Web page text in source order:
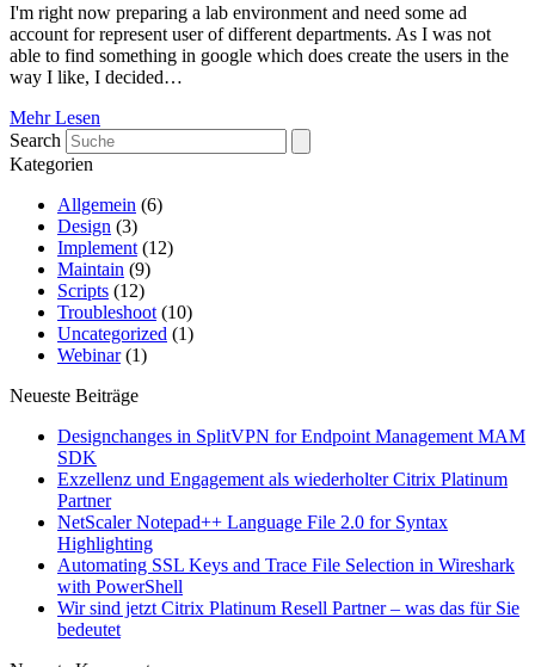
I'm right now preparing a lab environment and need some ad
account for represent user of different departments. As I was not
able to find something in google which does create the users in the
way I like, I decided…
Mehr Lesen
Search
Kategorien
Allgemein (6)
Design (3)
Implement (12)
Maintain (9)
Scripts (12)
Troubleshoot (10)
Uncategorized (1)
Webinar (1)
Neueste Beiträge
Designchanges in SplitVPN for Endpoint Management MAM
SDK
Exzellenz und Engagement als wiederholter Citrix Platinum
Partner
NetScaler Notepad++ Language File 2.0 for Syntax
Highlighting
Automating SSL Keys and Trace File Selection in Wireshark
with PowerShell
Wir sind jetzt Citrix Platinum Resell Partner – was das für Sie
bedeutet